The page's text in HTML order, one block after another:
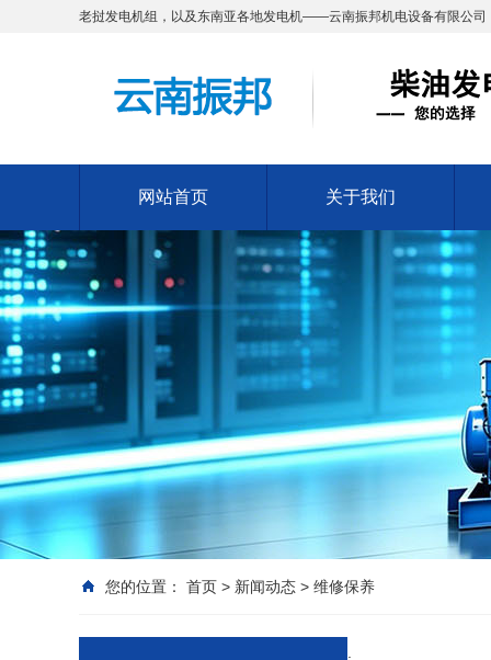
老挝发电机组，以及东南亚各地发电机——云南振邦机电设备有限公司
网站首页 关于我们
您的位置： 首页 > 新闻动态 > 维修保养